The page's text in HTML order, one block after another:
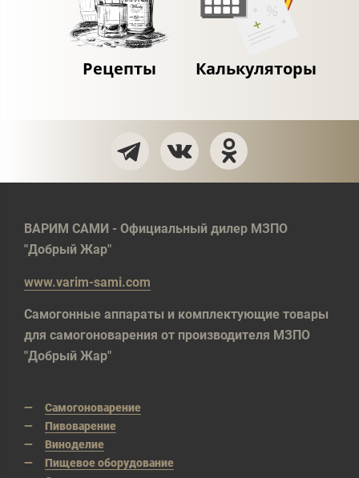
Рецепты Калькуляторы
ВАРИМ САМИ - Официальный дилер МЗПО
"Добрый Жар"
www.varim-sami.com
Самогонные аппараты и комплектующие товары
для самогоноварения от производителя МЗПО
"Добрый Жар"
Самогоноварение
Пивоварение
Виноделие
Пищевое оборудование